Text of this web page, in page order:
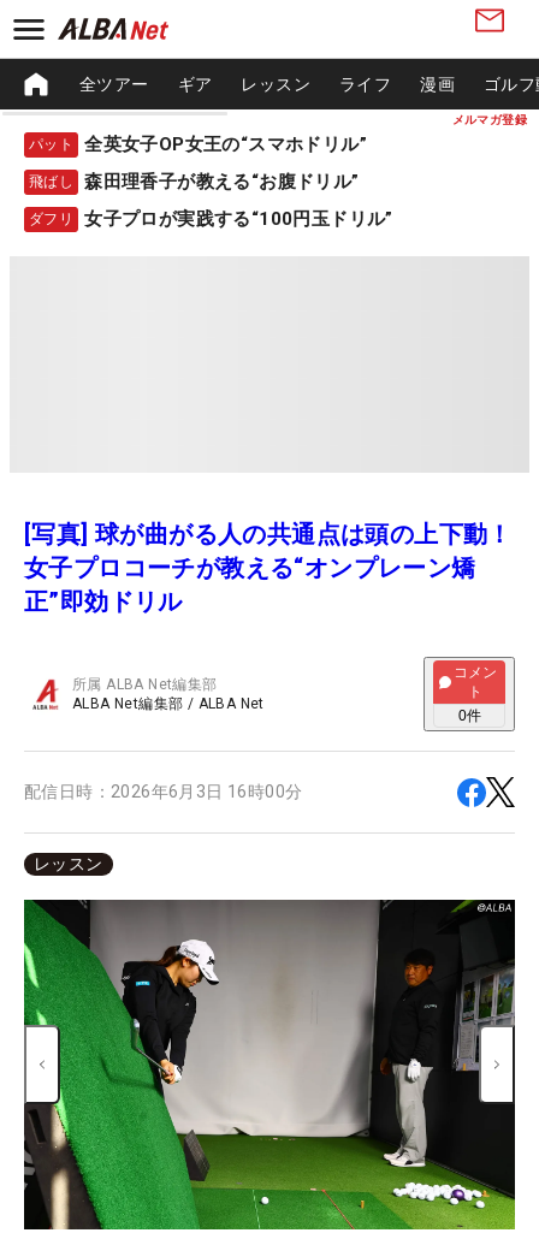
メルマガ登録
全ツアー ギア レッスン ライフ 漫画 ゴル
パット 全英女子OP女王の“スマホドリル”
飛ばし 森田理香子が教える“お腹ドリル”
ダフリ 女子プロが実践する“100円玉ドリル”
[写真] 球が曲がる人の共通点は頭の上下動！
女子プロコーチが教える“オンプレーン矯
正”即効ドリル
所属ALBA Net編集部
ALBA Net編集部 / ALBA Net
コメン
ト
0件
配信日時： 2026年6月3日 16時00分
レッスン